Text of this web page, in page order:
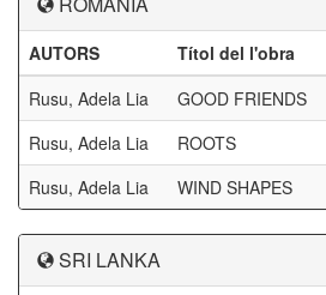
AUTORS Títol del l'obra
Rusu, Adela Lia
GOOD FRIENDS
Rusu, Adela Lia
ROOTS
Rusu, Adela Lia
WIND SHAPES
SRI LANKA